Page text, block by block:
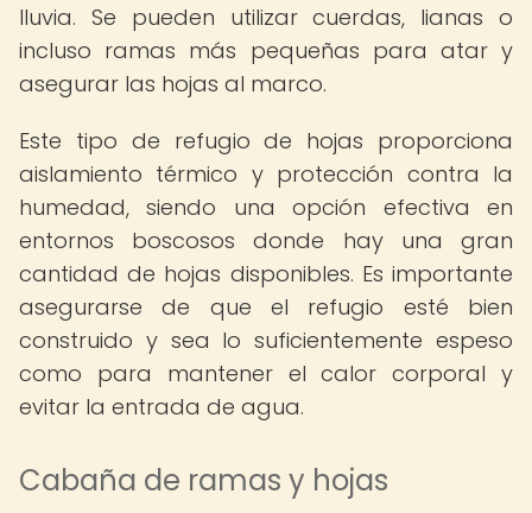
lluvia. Se pueden utilizar cuerdas, lianas o
incluso ramas más pequeñas para atar y
asegurar las hojas al marco.
Este tipo de refugio de hojas proporciona
aislamiento térmico y protección contra la
humedad, siendo una opción efectiva en
entornos boscosos donde hay una gran
cantidad de hojas disponibles. Es importante
asegurarse de que el refugio esté bien
construido y sea lo suficientemente espeso
como para mantener el calor corporal y
evitar la entrada de agua.
Cabaña de ramas y hojas